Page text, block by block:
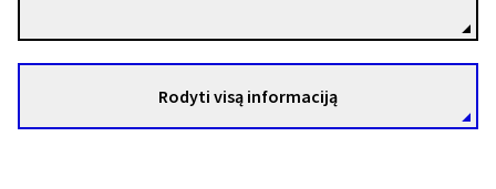
Rodyti visą informaciją